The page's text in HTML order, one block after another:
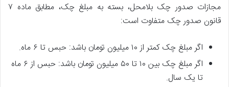
مجازات صدور چک بلامحل، بسته به مبلغ چک، مطابق ماده ۷
قانون صدور چک متفاوت است:
اگر مبلغ چک کمتر از ۱۰ میلیون تومان باشد: حبس تا ۶ ماه.
اگر مبلغ چک بین ۱۰ تا ۵۰ میلیون تومان باشد: حبس از ۶ ماه
تا یک سال.